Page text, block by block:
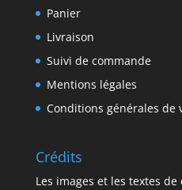
Panier
Livraison
Suivi de commande
Mentions légales
Conditions générales de
Crédits
Les images et les textes